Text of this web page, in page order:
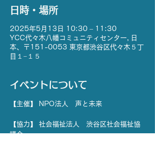
日時・場所
2025年5月13日 10:30 – 11:30
YCC代々木八幡コミュニティセンター, 日
本、〒151-0053 東京都渋谷区代々木５丁
目１−１５
イベントについて
【主催】 NPO法人　声と未来
【協力】 社会福祉法人　渋谷区社会福祉協
議会